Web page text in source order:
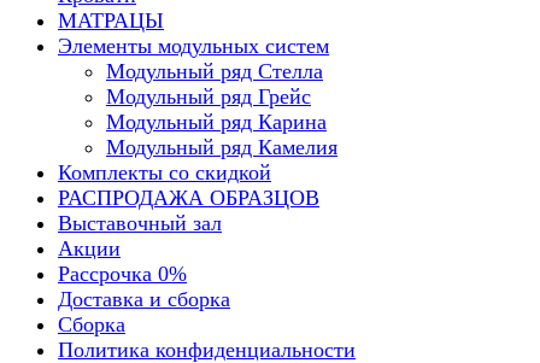
МАТРАЦЫ
Элементы модульных систем
Модульный ряд Стелла
Модульный ряд Грейс
Модульный ряд Карина
Модульный ряд Камелия
Комплекты со скидкой
РАСПРОДАЖА ОБРАЗЦОВ
Выставочный зал
Акции
Рассрочка 0%
Доставка и сборка
Сборка
Политика конфиденциальности